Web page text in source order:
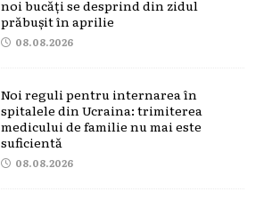
noi bucăți se desprind din zidul
prăbușit în aprilie
08.08.2026
Noi reguli pentru internarea în
spitalele din Ucraina: trimiterea
medicului de familie nu mai este
suficientă
08.08.2026